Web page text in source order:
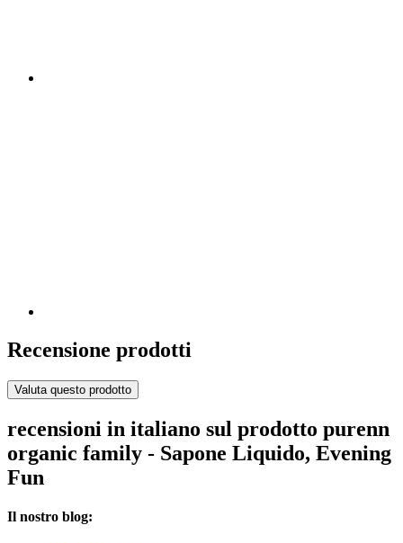
Recensione prodotti
Valuta questo prodotto
recensioni in italiano sul prodotto purenn
organic family - Sapone Liquido, Evening
Fun
Il nostro blog: